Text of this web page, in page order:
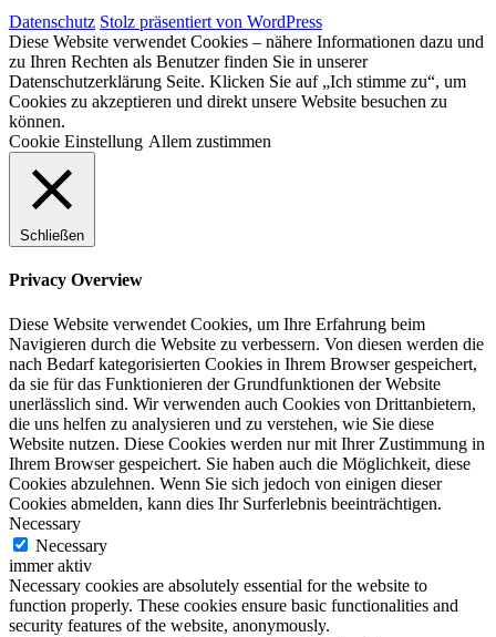
Datenschutz Stolz präsentiert von WordPress
Diese Website verwendet Cookies – nähere Informationen dazu und
zu Ihren Rechten als Benutzer finden Sie in unserer
Datenschutzerklärung Seite. Klicken Sie auf „Ich stimme zu“, um
Cookies zu akzeptieren und direkt unsere Website besuchen zu
können.
Cookie Einstellung Allem zustimmen
Schließen
Privacy Overview
Diese Website verwendet Cookies, um Ihre Erfahrung beim
Navigieren durch die Website zu verbessern. Von diesen werden die
nach Bedarf kategorisierten Cookies in Ihrem Browser gespeichert,
da sie für das Funktionieren der Grundfunktionen der Website
unerlässlich sind. Wir verwenden auch Cookies von Drittanbietern,
die uns helfen zu analysieren und zu verstehen, wie Sie diese
Website nutzen. Diese Cookies werden nur mit Ihrer Zustimmung in
Ihrem Browser gespeichert. Sie haben auch die Möglichkeit, diese
Cookies abzulehnen. Wenn Sie sich jedoch von einigen dieser
Cookies abmelden, kann dies Ihr Surferlebnis beeinträchtigen.
Necessary
Necessary
immer aktiv
Necessary cookies are absolutely essential for the website to
function properly. These cookies ensure basic functionalities and
security features of the website, anonymously.